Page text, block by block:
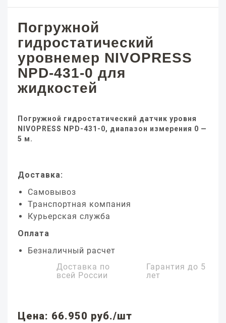
Погружной
гидростатический
уровнемер NIVOPRESS
NPD-431-0 для
жидкостей
Погружной гидростатический датчик уровня
NIVOPRESS NPD-431-0, диапазон измерения 0 —
5 м.
Доставка:
Самовывоз
Транспортная компания
Курьерская служба
Оплата
Безналичный расчет
Доставка по
всей России
Гарантия до 5
лет
Цена: 66.950 руб./шт